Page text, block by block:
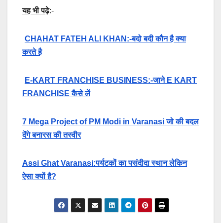
यह भी पढ़े:-
CHAHAT FATEH ALI KHAN:-बदो बदी कौन है क्या
करते है
E-KART FRANCHISE BUSINESS:-जाने E KART
FRANCHISE कैसे लें
7 Mega Project of PM Modi in Varanasi जो की बदल
देंगे बनारस की तस्वीर
Assi Ghat Varanasi:पर्यटकों का पसंदीदा स्थान लेकिन
ऐसा क्यों है?